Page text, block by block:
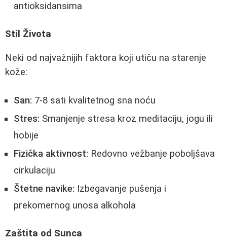
antioksidansima
Stil Života
Neki od najvažnijih faktora koji utiču na starenje
kože:
San: 7-8 sati kvalitetnog sna noću
Stres: Smanjenje stresa kroz meditaciju, jogu ili
hobije
Fizička aktivnost: Redovno vežbanje poboljšava
cirkulaciju
Štetne navike: Izbegavanje pušenja i
prekomernog unosa alkohola
Zaštita od Sunca